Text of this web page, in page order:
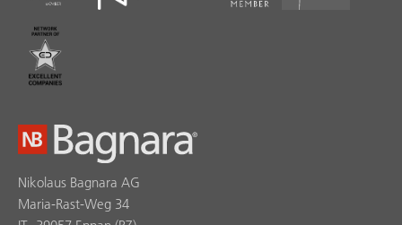
Nikolaus Bagnara AG
Maria-Rast-Weg 34